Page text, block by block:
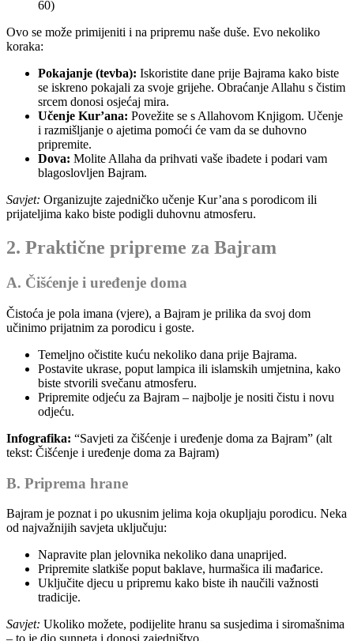
60)
Ovo se može primijeniti i na pripremu naše duše. Evo nekoliko
koraka:
Pokajanje (tevba): Iskoristite dane prije Bajrama kako biste
se iskreno pokajali za svoje grijehe. Obraćanje Allahu s čistim
srcem donosi osjećaj mira.
Učenje Kur’ana: Povežite se s Allahovom Knjigom. Učenje
i razmišljanje o ajetima pomoći će vam da se duhovno
pripremite.
Dova: Molite Allaha da prihvati vaše ibadete i podari vam
blagoslovljen Bajram.
Savjet: Organizujte zajedničko učenje Kur’ana s porodicom ili
prijateljima kako biste podigli duhovnu atmosferu.
2. Praktične pripreme za Bajram
A. Čišćenje i uređenje doma
Čistoća je pola imana (vjere), a Bajram je prilika da svoj dom
učinimo prijatnim za porodicu i goste.
Temeljno očistite kuću nekoliko dana prije Bajrama.
Postavite ukrase, poput lampica ili islamskih umjetnina, kako
biste stvorili svečanu atmosferu.
Pripremite odjeću za Bajram – najbolje je nositi čistu i novu
odjeću.
Infografika: “Savjeti za čišćenje i uređenje doma za Bajram” (alt
tekst: Čišćenje i uređenje doma za Bajram)
B. Priprema hrane
Bajram je poznat i po ukusnim jelima koja okupljaju porodicu. Neka
od najvažnijih savjeta uključuju:
Napravite plan jelovnika nekoliko dana unaprijed.
Pripremite slatkiše poput baklave, hurmašica ili mađarice.
Uključite djecu u pripremu kako biste ih naučili važnosti
tradicije.
Savjet: Ukoliko možete, podijelite hranu sa susjedima i siromašnima